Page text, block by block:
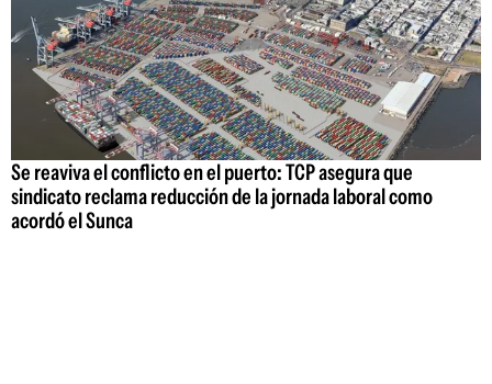
Se reaviva el conflicto en el puerto: TCP asegura que
sindicato reclama reducción de la jornada laboral como
acordó el Sunca